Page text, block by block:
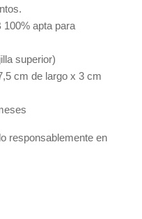
100% apta para
superior)
cm de largo x 3 cm
responsablemente en